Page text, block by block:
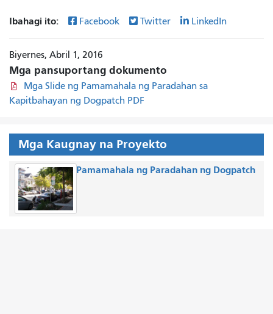
Ibahagi ito: Facebook Twitter LinkedIn
Biyernes, Abril 1, 2016
Mga pansuportang dokumento
Mga Slide ng Pamamahala ng Paradahan sa
Kapitbahayan ng Dogpatch PDF
Mga Kaugnay na Proyekto
Pamamahala ng Paradahan ng Dogpatch